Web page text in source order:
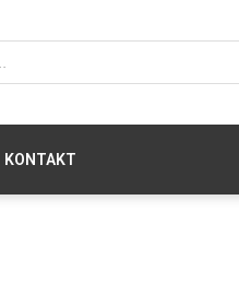
KONTAKT